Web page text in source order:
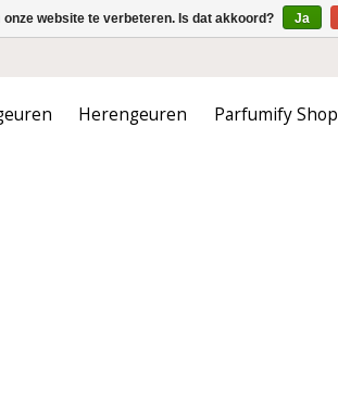
Herengeuren Parfumify Shop
website te verbeteren. Is dat akkoord? Ja